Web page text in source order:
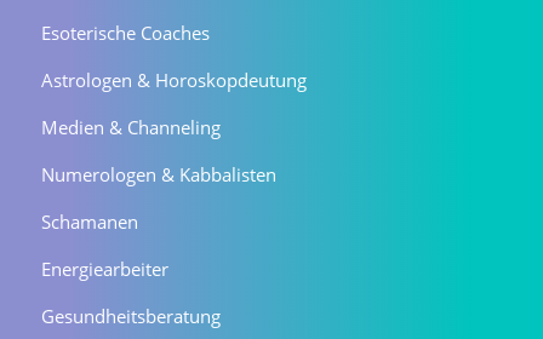
Esoterische Coaches
Astrologen & Horoskopdeutung
Medien & Channeling
Numerologen & Kabbalisten
Schamanen
Energiearbeiter
Gesundheitsberatung